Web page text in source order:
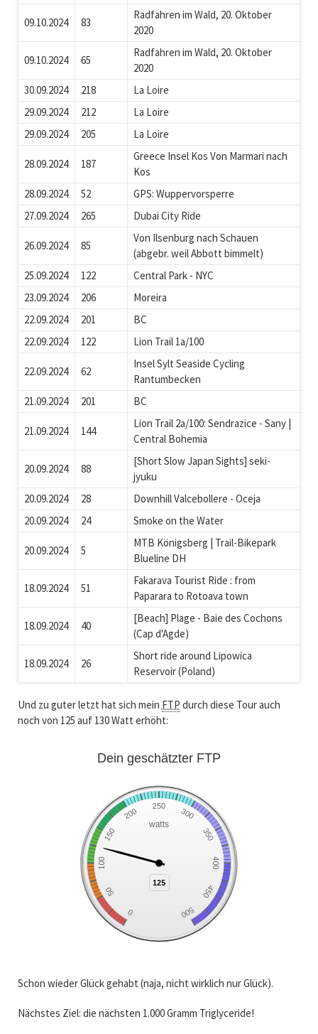
09.10.2024 83
Radfahren im Wald, 20. Oktober
2020
09.10.2024 65
Radfahren im Wald, 20. Oktober
2020
30.09.2024
218
La Loire
29.09.2024
212
La Loire
29.09.2024
205 La Loire
28.09.2024 187
Greece Insel Kos Von Marmari nach
Kos
28.09.2024
52
GPS: Wuppervorsperre
27.09.2024
265 Dubai City Ride
26.09.2024 85
Von Ilsenburg nach Schauen
(abgebr. weil Abbott bimmelt)
25.09.2024
122
Central Park - NYC
23.09.2024
206
Moreira
22.09.2024
201
BC
22.09.2024
122 Lion Trail 1a/100
22.09.2024 62
Insel Sylt Seaside Cycling
Rantumbecken
21.09.2024
201 BC
21.09.2024 144
Lion Trail 2a/100: Sendrazice - Sany |
Central Bohemia
20.09.2024 88
[Short Slow Japan Sights] seki-
jyuku
20.09.2024
28
Downhill Valcebollere - Oceja
20.09.2024
24 Smoke on the Water
20.09.2024 5
MTB Königsberg | Trail-Bikepark
Blueline DH
18.09.2024 51
Fakarava Tourist Ride : from
Paparara to Rotoava town
18.09.2024 40
[Beach] Plage - Baie des Cochons
(Cap d'Agde)
18.09.2024 26
Short ride around Lipowica
Reservoir (Poland)
Und zu guter letzt hat sich mein FTP durch diese Tour auch
noch von 125 auf 130 Watt erhöht:
Schon wieder Glück gehabt (naja, nicht wirklich nur Glück).
Nächstes Ziel: die nächsten 1.000 Gramm Triglyceride!